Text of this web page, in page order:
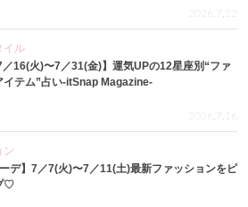
2026.7.22
イル
／16(火)〜7／31(金)】運気UPの12星座別“ファ
イテム”占い-itSnap Magazine-
2026.7.16
ン
ーデ】7／7(火)〜7／11(土)最新ファッションをピ
♡